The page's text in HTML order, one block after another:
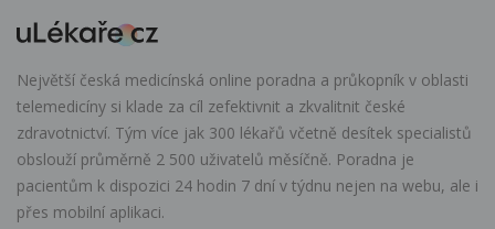
Největší česká medicínská online poradna a průkopník v oblasti
telemedicíny si klade za cíl zefektivnit a zkvalitnit české
zdravotnictví. Tým více jak 300 lékařů včetně desítek specialistů
obslouží průměrně 2 500 uživatelů měsíčně. Poradna je
pacientům k dispozici 24 hodin 7 dní v týdnu nejen na webu, ale i
přes mobilní aplikaci.